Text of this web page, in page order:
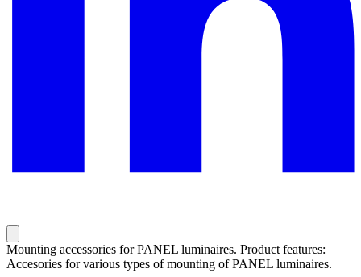
Mounting accessories for PANEL luminaires. Product features:
Accesories for various types of mounting of PANEL luminaires.